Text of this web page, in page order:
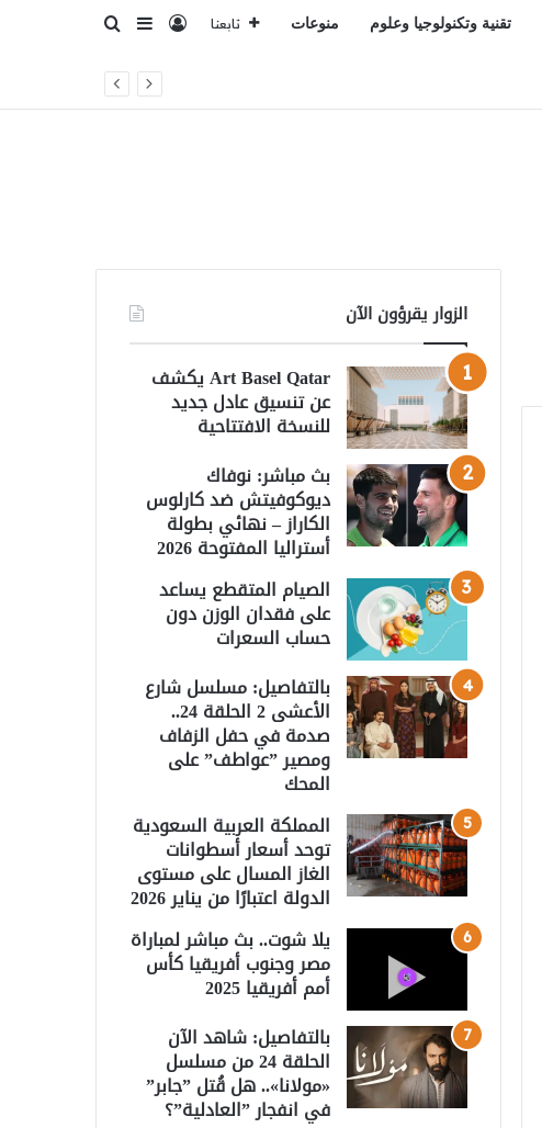
تقنية وتكنولوجيا وعلوم منوعات تابعنا تسجيل الدخول
إضافة عمود
بحث عن
الزوار يقرؤون الآن
Art Basel Qatar يكشف
عن تنسيق عادل جديد
للنسخة الافتتاحية
بث مباشر: نوفاك
ديوكوفيتش ضد كارلوس
الكاراز – نهائي بطولة
أستراليا المفتوحة 2026
الصيام المتقطع يساعد
على فقدان الوزن دون
حساب السعرات
بالتفاصيل: مسلسل شارع
الأعشى 2 الحلقة 24..
صدمة في حفل الزفاف
ومصير ”عواطف” على
المحك
المملكة العربية السعودية
توحد أسعار أسطوانات
الغاز المسال على مستوى
الدولة اعتبارًا من يناير 2026
يلا شوت.. بث مباشر لمباراة
مصر وجنوب أفريقيا كأس
أمم أفريقيا 2025
بالتفاصيل: شاهد الآن
الحلقة 24 من مسلسل
«مولانا».. هل قُتل ”جابر”
في انفجار ”العادلية”؟